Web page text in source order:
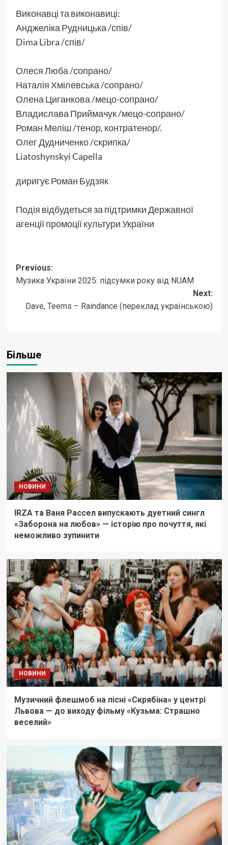
Виконавці та виконавиці:
Анджеліка Рудницька /спів/
Dima Libra /спів/
Олеся Люба /сопрано/
Наталія Хмілевська /сопрано/
Олена Циганкова /мецо-сопрано/
Владислава Приймачук /мецо-сопрано/
Роман Меліш /тенор, контратенор/.
Олег Дудниченко /скрипка/
Liatoshynskyi Capella
диригує Роман Будзяк
Подія відбудеться за підтримки Державної
агенції промоції культури України
Post
navigation
Previous:
Музика України 2025: підсумки року від NUAM
Next:
Dave, Teems – Raindance (переклад українською)
Більше
НОВИНИ
IRZA та Ваня Рассел випускають дуетний сингл
«Заборона на любов» — історію про почуття, які
неможливо зупинити
НОВИНИ
Музичний флешмоб на пісні «Скрябіна» у центрі
Львова — до виходу фільму «Кузьма: Страшно
веселий»